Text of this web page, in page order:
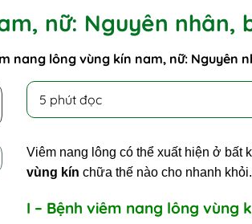
nữ: Nguyên nhân,
nang lông vùng kín nam, nữ: Nguyên
5 phút đọc
Viêm nang lông có thể xuất hiện ở bất
vùng kín chữa thế nào cho nhanh
I – Bệnh viêm nang lông vùng